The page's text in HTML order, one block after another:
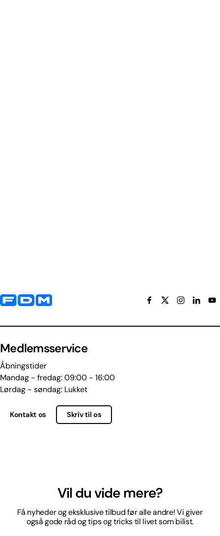
Yderligere information og kontaktoplysninger
Medlemsservice
Åbningstider
Mandag - fredag: 09:00 - 16:00
Lørdag - søndag: Lukket
Kontakt os Skriv til os
Vil du vide mere?
Få nyheder og eksklusive tilbud før alle andre! Vi giver
også gode råd og tips og tricks til livet som bilist.